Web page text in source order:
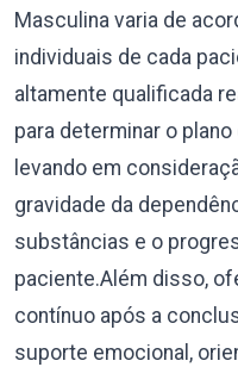
Masculina varia de
individuais de cada
altamente qualificada
para determinar o
levando em
gravidade da
substâncias e o
paciente.Além disso,
contínuo após a
suporte emocional,